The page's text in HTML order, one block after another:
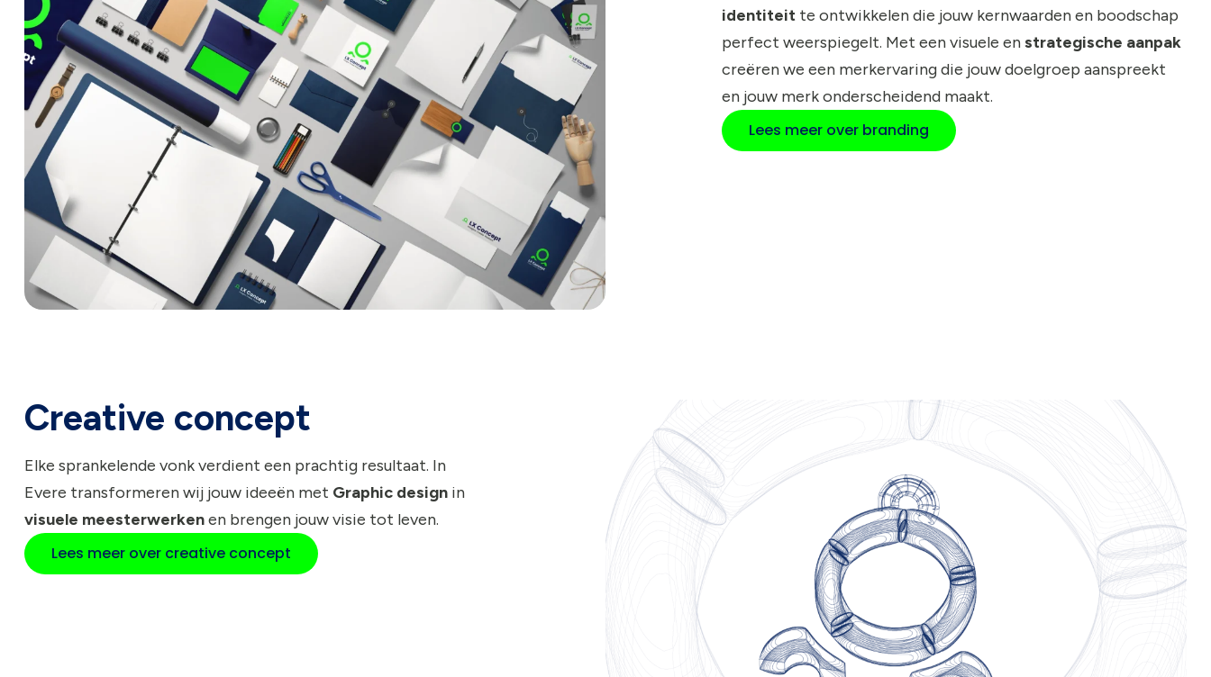
identiteit te ontwikkelen die jouw kernwaarden en boodschap
perfect weerspiegelt. Met een visuele enstrategische aanpak
creëren we een merkervaring die jouw doelgroep aanspreekt
en jouw merk onderscheidend maakt.
Lees meer over branding
Creative concept
Elke sprankelende vonk verdient een prachtig resultaat. In
Evere transformeren wij jouw ideeën met Graphic design in
visuele meesterwerkenen brengen jouw visie tot leven.
Lees meer over creative concept